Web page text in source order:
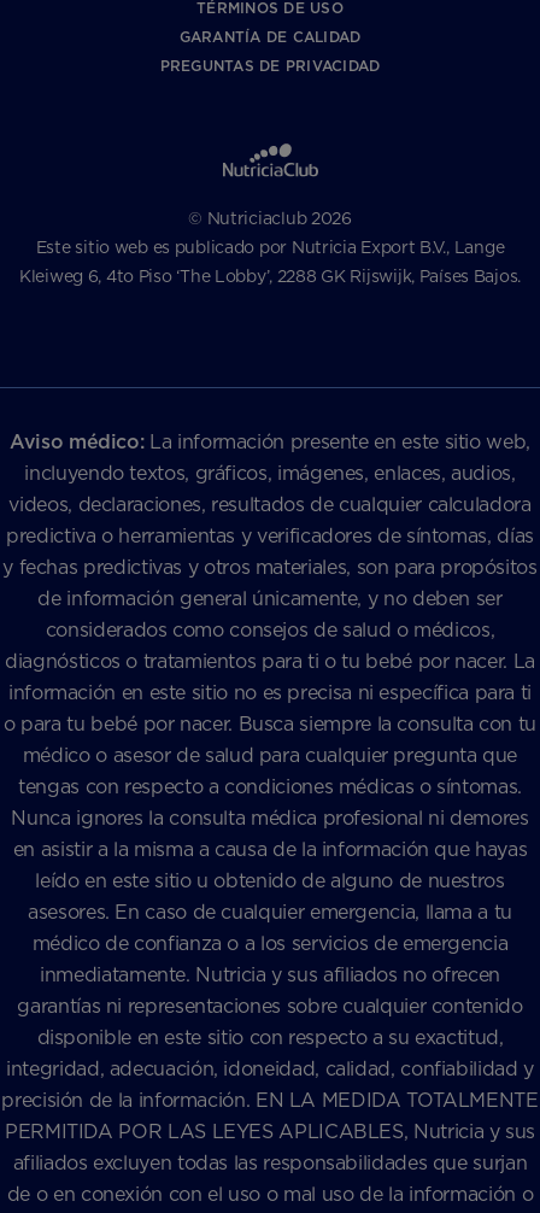
TÉRMINOS DE USO
GARANTÍA DE CALIDAD
PREGUNTAS DE PRIVACIDAD
© Nutriciaclub 2026
Este sitio web es publicado por Nutricia Export B.V., Lange
Kleiweg 6, 4to Piso ‘The Lobby’, 2288 GK Rijswijk, Países Bajos.
Aviso médico:La información presente en este sitio web,
incluyendo textos, gráficos, imágenes, enlaces, audios,
videos, declaraciones, resultados de cualquier calculadora
predictiva o herramientas y verificadores de síntomas, días
y fechas predictivas y otros materiales, son para propósitos
de información general únicamente, y no deben ser
considerados como consejos de salud o médicos,
diagnósticos o tratamientos para ti o tu bebé por nacer. La
información en este sitio no es precisa ni específica para ti
o para tu bebé por nacer. Busca siempre la consulta con tu
médico o asesor de salud para cualquier pregunta que
tengas con respecto a condiciones médicas o síntomas.
Nunca ignores la consulta médica profesional ni demores
en asistir a la misma a causa de la información que hayas
leído en este sitio u obtenido de alguno de nuestros
asesores. En caso de cualquier emergencia, llama a tu
médico de confianza o a los servicios de emergencia
inmediatamente. Nutricia y sus afiliados no ofrecen
garantías ni representaciones sobre cualquier contenido
disponible en este sitio con respecto a su exactitud,
integridad, adecuación, idoneidad, calidad, confiabilidad y
precisión de la información. EN LA MEDIDA TOTALMENTE
PERMITIDA POR LAS LEYES APLICABLES, Nutricia y sus
afiliados excluyen todas las responsabilidades que surjan
de o en conexión con el uso o mal uso de la información o